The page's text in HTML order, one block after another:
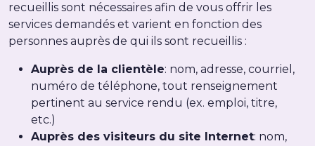
recueillis sont nécessaires afin de vous offrir les
services demandés et varient en fonction des
personnes auprès de qui ils sont recueillis :
Auprès de la clientèle: nom, adresse, courriel,
numéro de téléphone, tout renseignement
pertinent au service rendu (ex. emploi, titre,
etc.)
Auprès des visiteurs du site Internet: nom,